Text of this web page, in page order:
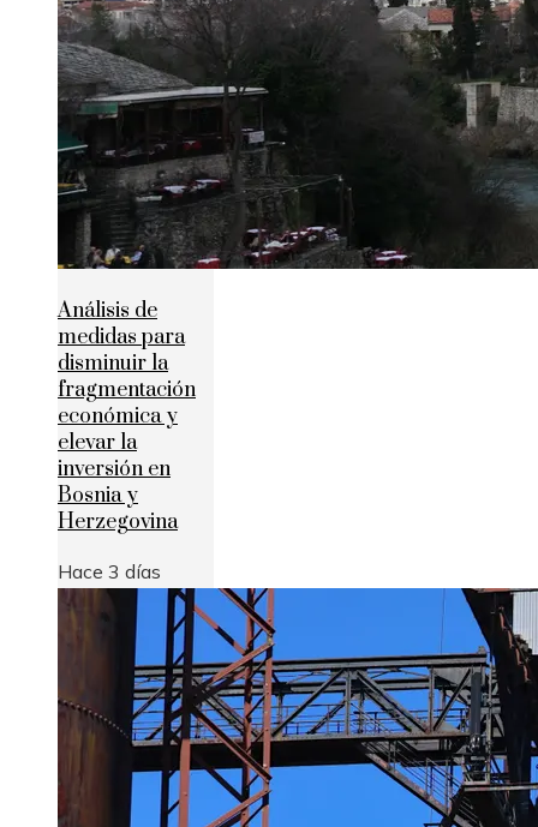
Análisis de
medidas para
disminuir la
fragmentación
económica y
elevar la
inversión en
Bosnia y
Herzegovina
Hace 3 días